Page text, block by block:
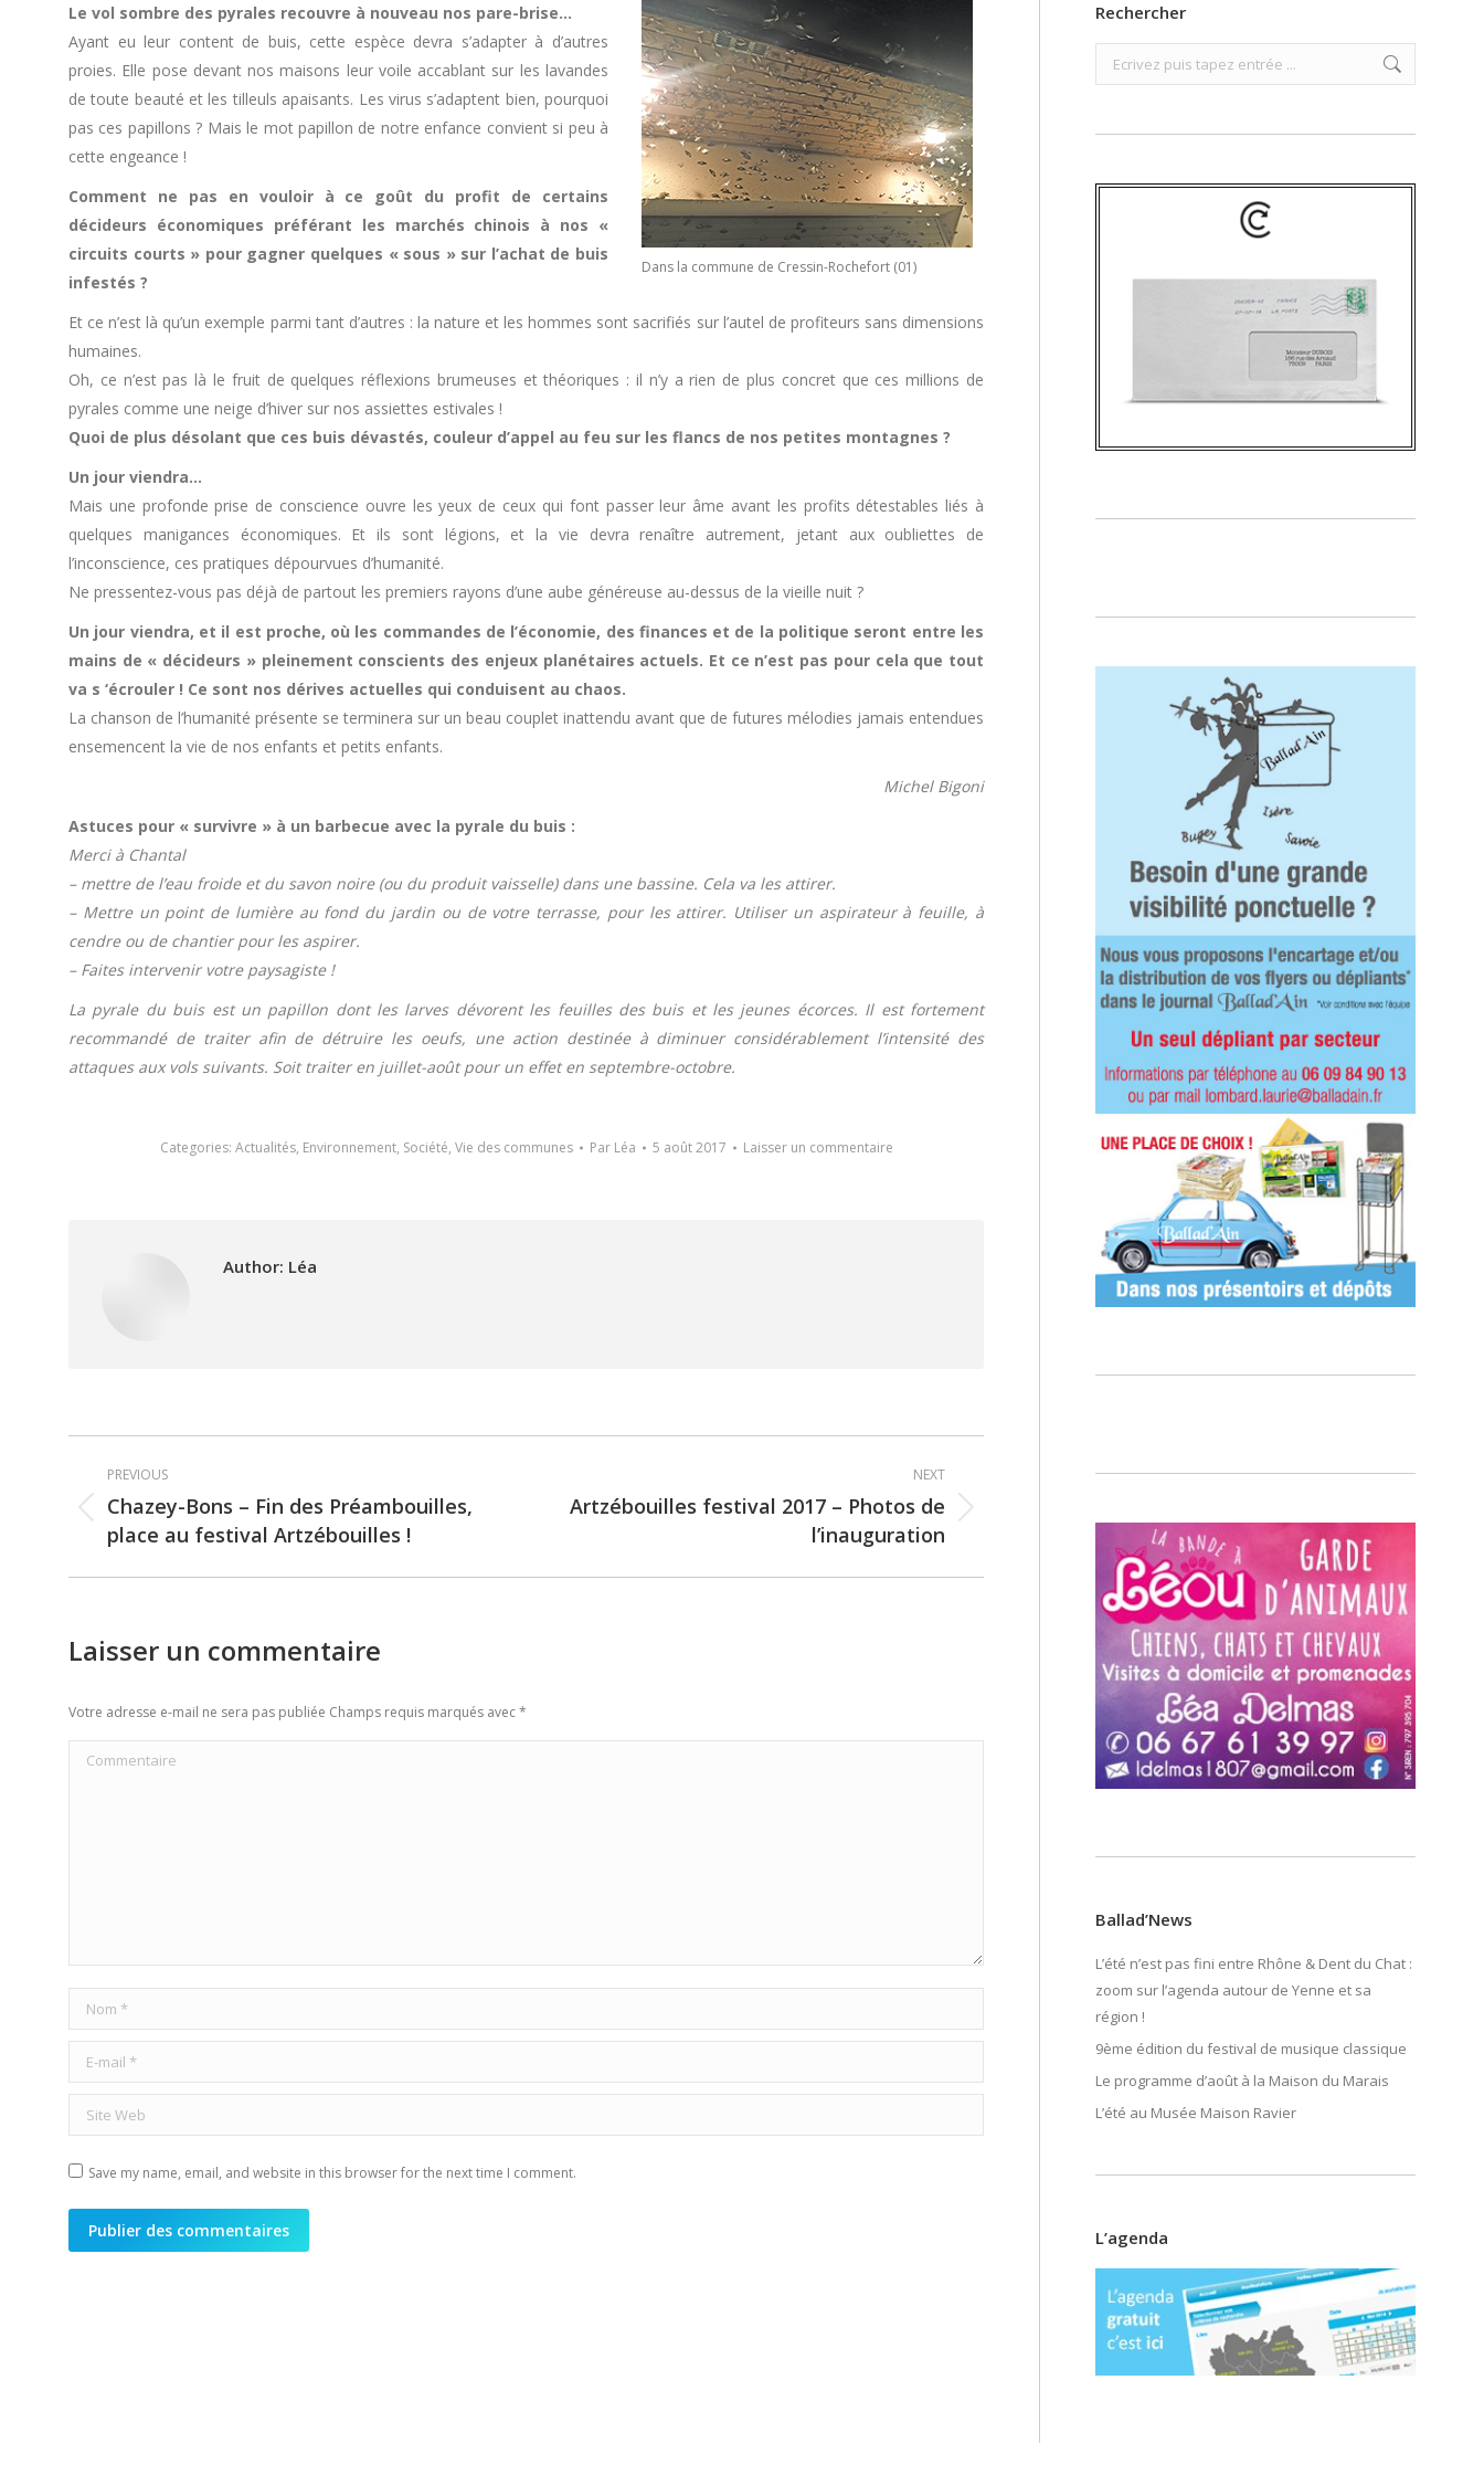
Dans la commune de Cressin-Rochefort (01)
Le vol sombre des pyrales recouvre à nouveau nos pare-brise…
Ayant eu leur content de buis, cette espèce devra s’adapter à d’autres
proies. Elle pose devant nos maisons leur voile accablant sur les lavandes
de toute beauté et les tilleuls apaisants. Les virus s’adaptent bien, pourquoi
pas ces papillons ? Mais le mot papillon de notre enfance convient si peu à
cette engeance !
Comment ne pas en vouloir à ce goût du profit de certains
décideurs économiques préférant les marchés chinois à nos «
circuits courts » pour gagner quelques « sous » sur l’achat de buis
infestés ?
Et ce n’est là qu’un exemple parmi tant d’autres : la nature et les hommes sont sacrifiés sur l’autel de profiteurs sans dimensions
humaines.
Oh, ce n’est pas là le fruit de quelques réflexions brumeuses et théoriques : il n’y a rien de plus concret que ces millions de
pyrales comme une neige d’hiver sur nos assiettes estivales !
Quoi de plus désolant que ces buis dévastés, couleur d’appel au feu sur les flancs de nos petites montagnes ?
Un jour viendra…
Mais une profonde prise de conscience ouvre les yeux de ceux qui font passer leur âme avant les profits détestables liés à
quelques manigances économiques. Et ils sont légions, et la vie devra renaître autrement, jetant aux oubliettes de
l’inconscience, ces pratiques dépourvues d’humanité.
Ne pressentez-vous pas déjà de partout les premiers rayons d’une aube généreuse au-dessus de la vieille nuit ?
Un jour viendra, et il est proche, où les commandes de l’économie, des finances et de la politique seront entre les
mains de « décideurs » pleinement conscients des enjeux planétaires actuels. Et ce n’est pas pour cela que tout
va s ‘écrouler ! Ce sont nos dérives actuelles qui conduisent au chaos.
La chanson de l’humanité présente se terminera sur un beau couplet inattendu avant que de futures mélodies jamais entendues
ensemencent la vie de nos enfants et petits enfants.
Michel Bigoni
Astuces pour « survivre » à un barbecue avec la pyrale du buis :
Merci à Chantal
– mettre de l’eau froide et du savon noire (ou du produit vaisselle) dans une bassine. Cela va les attirer.
– Mettre un point de lumière au fond du jardin ou de votre terrasse, pour les attirer. Utiliser un aspirateur à feuille, à
cendre ou de chantier pour les aspirer.
– Faites intervenir votre paysagiste !
La pyrale du buis est un papillon dont les larves dévorent les feuilles des buis et les jeunes écorces. Il est fortement
recommandé de traiter afin de détruire les oeufs, une action destinée à diminuer considérablement l’intensité des
attaques aux vols suivants. Soit traiter en juillet-août pour un effet en septembre-octobre.
Categories: Actualités, Environnement, Société, Vie des communes Par Léa 5 août 2017 Laisser un commentaire
Author: Léa
Post
navigation
PREVIOUS
Previous
post:
Chazey-Bons – Fin des Préambouilles,
place au festival Artzébouilles !
NEXT
Next
Artzébouilles festival 2017 – Photos de
l’inauguration
Laisser un commentaire
Votre adresse e-mail ne sera pas publiée Champs requis marqués avec*
Commentaire
Nom *
E-mail *
Site Web
Save my name, email, and website in this browser for the next time I comment.
Publier des commentaires
Rechercher
Search:
Ballad’News
L’été n’est pas fini entre Rhône & Dent du Chat :
zoom sur l’agenda autour de Yenne et sa
région !
9ème édition du festival de musique classique
Le programme d’août à la Maison du Marais
L’été au Musée Maison Ravier
L’agenda